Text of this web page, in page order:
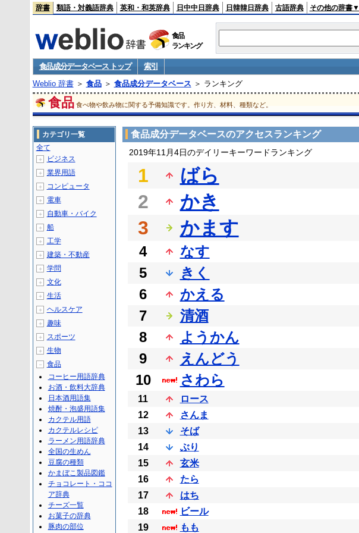
辞書 類語・対義語辞典 英和・和英辞典 日中中日辞典 日韓韓日辞典 古語辞典 その他の辞書▼
食品
ランキング
食品成分データベース トップ
索引
Weblio 辞書＞ 食品＞ 食品成分データベース ＞ ランキング
食品 食べ物や飲み物に関する予備知識です。作り方、材料、種類など。
食品成分データベースのアクセスランキング
2019年11月4日のデイリーキーワードランキング
1
ばら
2
かき
3
かます
4
なす
5
きく
6
かえる
7
清酒
8
ようかん
9
えんどう
10
さわら
11
ロース
12
さんま
13
そば
14
ぶり
15
玄米
16
たら
17
はち
18
ビール
19
もも
カテゴリ一覧
全て
＋ ビジネス
＋ 業界用語
＋ コンピュータ
＋ 電車
＋ 自動車・バイク
＋ 船
＋ 工学
＋ 建築・不動産
＋ 学問
＋ 文化
＋ 生活
＋ ヘルスケア
＋ 趣味
＋ スポーツ
＋ 生物
－
食品
コーヒー用語辞典
お酒・飲料大辞典
日本酒用語集
焼酎・泡盛用語集
カクテル用語
カクテルレシピ
ラーメン用語辞典
全国の生めん
豆腐の種類
かまぼこ製品図鑑
チョコレート・ココ
ア辞典
チーズ一覧
お菓子の辞典
豚肉の部位